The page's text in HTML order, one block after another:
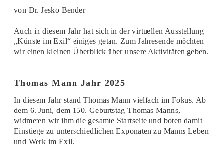
von Dr. Jesko Bender
Auch in diesem Jahr hat sich in der virtuellen Ausstellung
„Künste im Exil“ einiges getan. Zum Jahresende möchten
wir einen kleinen Überblick über unsere Aktivitäten geben.
Thomas Mann Jahr 2025
In diesem Jahr stand Thomas Mann vielfach im Fokus. Ab
dem 6. Juni, dem 150. Geburtstag Thomas Manns,
widmeten wir ihm die gesamte Startseite und boten damit
Einstiege zu unterschiedlichen Exponaten zu Manns Leben
und Werk im Exil.